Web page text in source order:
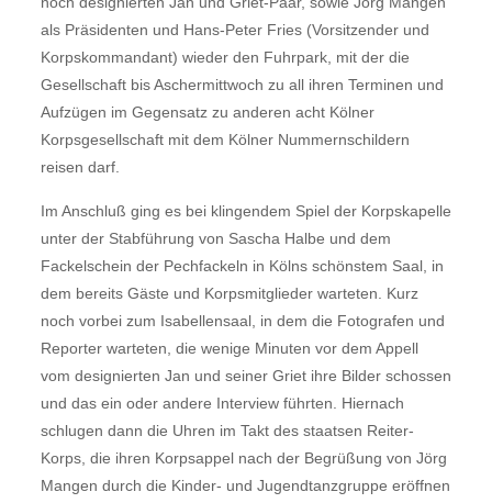
als Präsidenten und Hans-Peter Fries (Vorsitzender und
Korpskommandant) wieder den Fuhrpark, mit der die
Gesellschaft bis Aschermittwoch zu all ihren Terminen und
Aufzügen im Gegensatz zu anderen acht Kölner
Korpsgesellschaft mit dem Kölner Nummernschildern
reisen darf.
Im Anschluß ging es bei klingendem Spiel der Korpskapelle
unter der Stabführung von Sascha Halbe und dem
Fackelschein der Pechfackeln in Kölns schönstem Saal, in
dem bereits Gäste und Korpsmitglieder warteten. Kurz
noch vorbei zum Isabellensaal, in dem die Fotografen und
Reporter warteten, die wenige Minuten vor dem Appell
vom designierten Jan und seiner Griet ihre Bilder schossen
und das ein oder andere Interview führten. Hiernach
schlugen dann die Uhren im Takt des staatsen Reiter-
Korps, die ihren Korpsappel nach der Begrüßung von Jörg
Mangen durch die Kinder- und Jugendtanzgruppe eröffnen